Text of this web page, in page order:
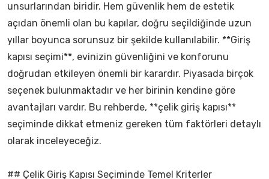
unsurlarından biridir. Hem güvenlik hem de estetik
açıdan önemli olan bu kapılar, doğru seçildiğinde uzun
yıllar boyunca sorunsuz bir şekilde kullanılabilir. **Giriş
kapısı seçimi**, evinizin güvenliğini ve konforunu
doğrudan etkileyen önemli bir karardır. Piyasada birçok
seçenek bulunmaktadır ve her birinin kendine göre
avantajları vardır. Bu rehberde, **çelik giriş kapısı**
seçiminde dikkat etmeniz gereken tüm faktörleri detaylı
olarak inceleyeceğiz.
## Çelik Giriş Kapısı Seçiminde Temel Kriterler